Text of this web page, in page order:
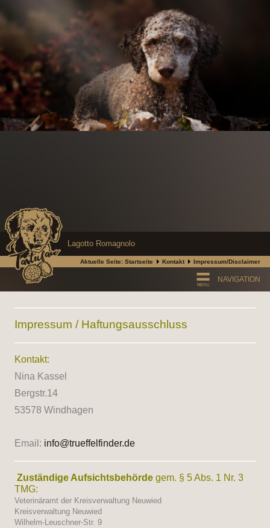
Lagotto Romagnolo
Aktuelle Seite: Startseite Kontakt Impressum/Disclaimer
NAVIGATION
Impressum / Haftungsausschluss
Kontakt:
Nina Kassel
Bergstr.14
53578 Windhagen
Email: info@trueffelfinder.de
Zuständige Aufsichtsbehörde gem. § 5 Abs. 1 Nr. 3
TMG:
Veterinäramt der Kreisverwaltung Neuwied
Kreisverwaltung Neuwied
Wilhelm-Leuschner-Str. 9